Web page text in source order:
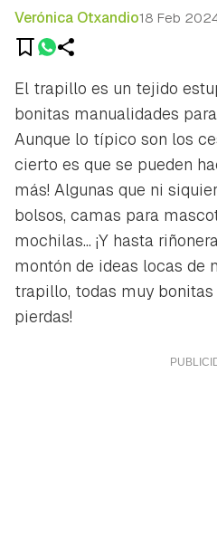
Verónica Otxandio18 Feb
El trapillo es un tejido
bonitas manualidades
Aunque lo típico son los
cierto es que se pueden
más! Algunas que ni
bolsos, camas para
mochilas... ¡Y hasta
montón de ideas locas de
trapillo, todas muy bonitas
pierdas!